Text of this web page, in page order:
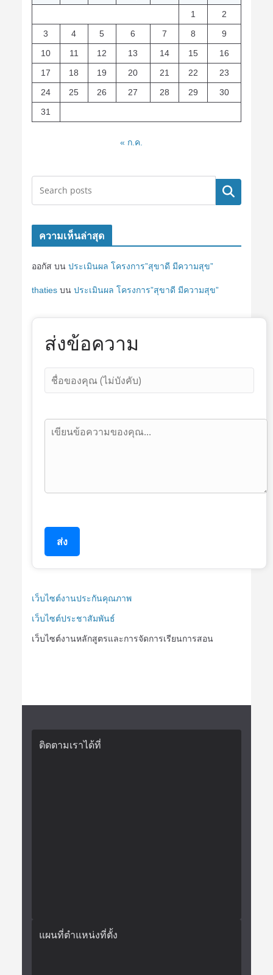
1
2
3
4 5 6 7 8
9
10
11 12 13 14 15
16
17
18 19 20 21 22
23
24
25 26 27 28 29
30
31
« ก.ค.
ค้นหา
ความเห็นล่าสุด
ออกัส บน ประเมินผล โครงการ”สุขาดี มีความสุข”
thatiesบน ประเมินผล โครงการ”สุขาดี มีความสุข”
ส่งข้อความ
ส่ง
เว็บไซต์งานประกันคุณภาพ
เว็บไซต์ประชาสัมพันธ์
เว็บไซต์งานหลักสูตรและการจัดการเรียนการสอน
ติดตามเราได้ที่
แผนที่ตำแหน่งที่ตั้ง